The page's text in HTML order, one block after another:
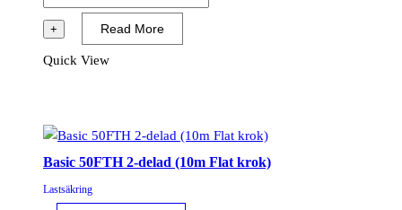
2-
(10m
spärr)
mängd
+ Read More
Quick View
Basic 50FTH 2-delad (10m Flat krok)
Lastsäkring